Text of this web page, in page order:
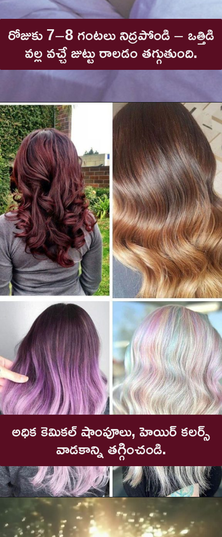
రోజుకు 7–8 గంటలు నిద్రపోండి – ఒత్తిడి
వల్ల వచ్చే జుట్టు రాలడం తగ్గుతుంది.
అధిక కెమికల్ షాంపూలు, హెయిర్ కలర్స్
వాడకాన్ని తగ్గించండి.